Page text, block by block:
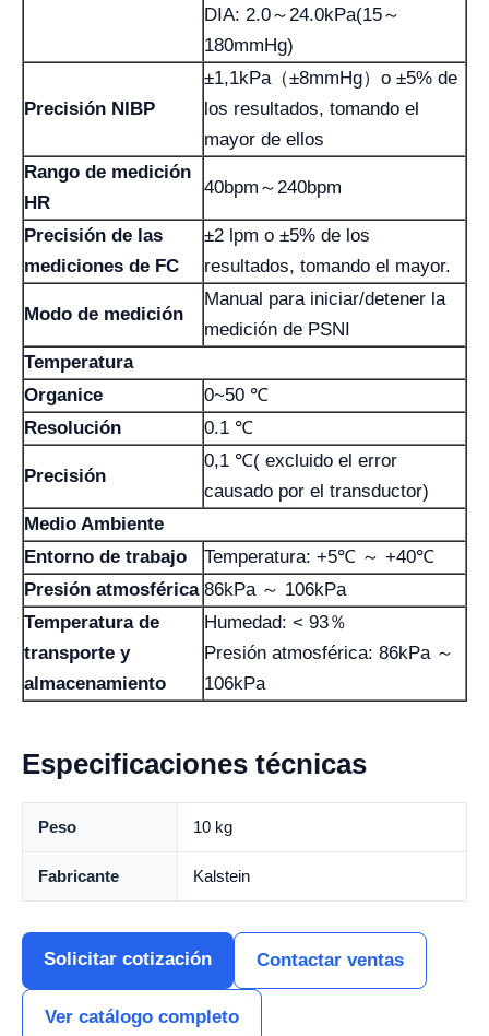
DIA: 2.0～24.0kPa(15～
180mmHg)
Precisión NIBP
±1,1kPa（±8mmHg）o ±5% de
los resultados, tomando el
mayor de ellos
Rango de medición
HR
40bpm～240bpm
Precisión de las
mediciones de FC
±2 lpm o ±5% de los
resultados, tomando el mayor.
Modo de medición
Manual para iniciar/detener la
medición de PSNI
Temperatura
Organice
0~50 ℃
Resolución
0.1 ℃
Precisión
0,1 ℃( excluido el error
causado por el transductor)
Medio Ambiente
Entorno de trabajo
Temperatura: +5℃ ～ +40℃
Presión atmosférica 86kPa ～ 106kPa
Temperatura de
transporte y
almacenamiento
Humedad: < 93％
Presión atmosférica: 86kPa ～
106kPa
Especificaciones técnicas
Peso 10 kg
Fabricante Kalstein
Solicitar cotización Contactar ventas
Ver catálogo completo